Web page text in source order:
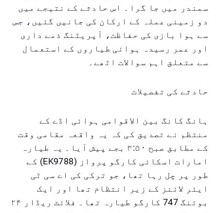
سمندر میں جا گرا۔ اس حادثے کے نتیجے میں
دو زمینی عملہ کے ارکان کی جانیں گئیں، جس
سے ہوا بازی کی حفاظت، آپریٹنگ ذمے داری
اور عمر رسیدہ ہوائی طیاروں کے استعمال
سے متعلق اہم سوالات اٹھے۔
حادثے کی تفصیلات
ہانگ کانگ بین الاقوامی ہوائی اڈے کے
منتظم نے تصدیق کی کہ یہ واقعہ مقامی وقت
کے مطابق صبح ۳:۵۰ بجے پیش آیا۔ یہ طیارہ
امارات اسکائی کارگو پرواز (EK9788) کے
طور پر چل رہا تھا، جو ترکی کی اے سی ٹی
ایئر لائنز کے زیر انتظام تھا اور ایک
بوئنگ 747 کارگو طیارہ تھا۔ فلائٹ ریڈار ۲۴